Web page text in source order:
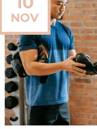
NOV